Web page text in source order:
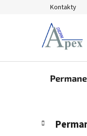
Kontakty
P
Přeskočit
kategorie
K
a